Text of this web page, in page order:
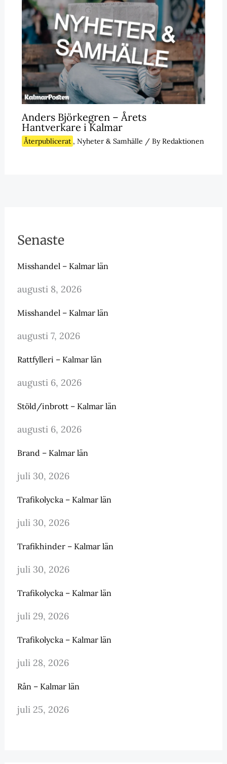
Anders Björkegren – Årets
Hantverkare i Kalmar
Återpublicerat , Nyheter & Samhälle / ByRedaktionen
Senaste
Misshandel – Kalmar län
augusti 8, 2026
Misshandel – Kalmar län
augusti 7, 2026
Rattfylleri – Kalmar län
augusti 6, 2026
Stöld/inbrott – Kalmar län
augusti 6, 2026
Brand – Kalmar län
juli 30, 2026
Trafikolycka – Kalmar län
juli 30, 2026
Trafikhinder – Kalmar län
juli 30, 2026
Trafikolycka – Kalmar län
juli 29, 2026
Trafikolycka – Kalmar län
juli 28, 2026
Rån – Kalmar län
juli 25, 2026